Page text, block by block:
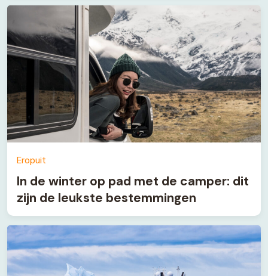
Eropuit
In de winter op pad met de camper: dit
zijn de leukste bestemmingen